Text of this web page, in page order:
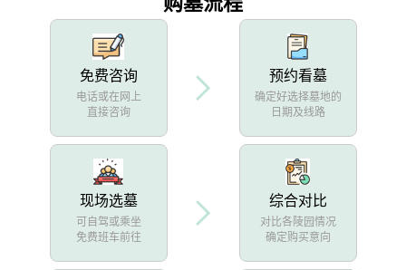
免费咨询
电话或在网上
直接咨询
预约看墓
确定好选择墓地的
日期及线路
现场选墓
可自驾或乘坐
免费班车前往
综合对比
对比各陵园情况
确定购买意向